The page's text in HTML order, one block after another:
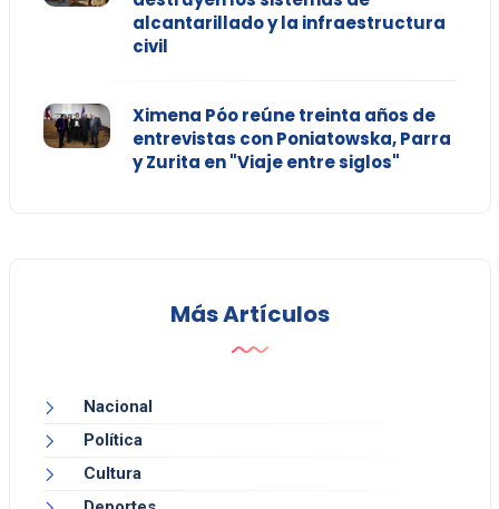
alcantarillado y la infraestructura
civil
Ximena Póo reúne treinta años de
entrevistas con Poniatowska, Parra
y Zurita en "Viaje entre siglos"
Más Artículos
Nacional
Política
Cultura